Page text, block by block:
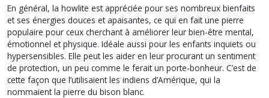
En général, la howlite est appréciée pour ses nombreux bienfaits
et ses énergies douces et apaisantes, ce qui en fait une pierre
populaire pour ceux cherchant à améliorer leur bien-être mental,
émotionnel et physique. Idéale aussi pour les enfants inquiets ou
hypersensibles. Elle peut les aider en leur procurant un sentiment
de protection, un peu comme le ferait un porte-bonheur. C’est de
cette façon que l’utilisaient les indiens d’Amérique, qui la
nommaient la pierre du bison blanc.